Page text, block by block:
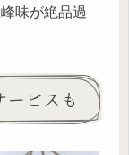
味が絶品過
ビスも